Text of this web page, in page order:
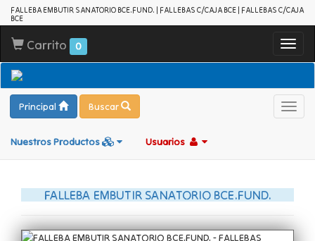
FALLEBA EMBUTIR SANATORIO BCE.FUND. | FALLEBAS C/CAJA BCE | FALLEBAS C/CAJA
BCE
Carrito 0
Principal Buscar
Nuestros Productos Usuarios
FALLEBA EMBUTIR SANATORIO BCE.FUND.